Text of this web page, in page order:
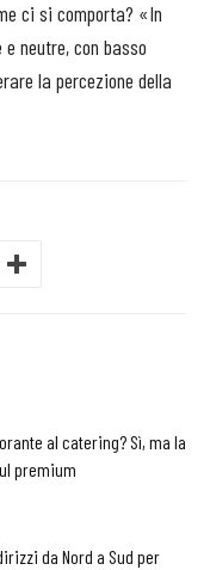
ci si comporta? «In
neutre, con basso
la percezione della
al catering? Sì, ma la
premium
da Nord a Sud per